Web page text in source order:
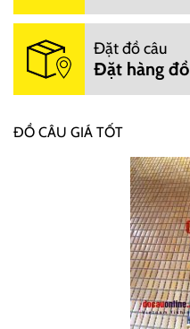
Đặt đồ câu
Đặt hàng
ĐỒ CÂU GIÁ TỐT